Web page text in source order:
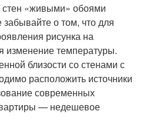
стен «живыми» обоями
о том, что для
рисунка на
изменение температуры.
близости со стенами с
расположить источники
современных
— недешевое